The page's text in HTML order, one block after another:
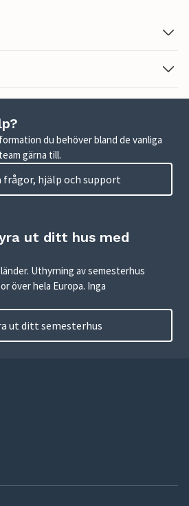
du behöver bland de vanliga
gärna till.
frågor, hjälp och support
ut ditt hus med
Uthyrning av semesterhus
över hela Europa. Inga
ut ditt semesterhus